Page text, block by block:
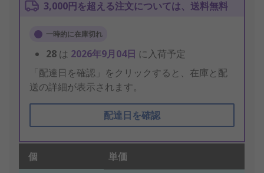
3,000円を超える注文については、送料無料
一時的に在庫切れ
28 は 2026年9月04日 に入荷予定
「配達日を確認」をクリックすると、在庫と配
送の詳細が表示されます。
配達日を確認
個 単価